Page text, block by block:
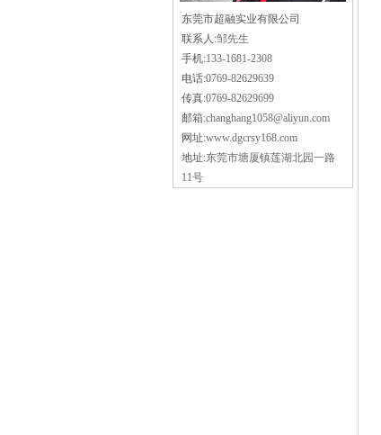
东莞市超融实业有限公司
联系人:邹先生
手机:133-1681-2308
电话:0769-82629639
传真:0769-82629699
邮箱:changhang1058@aliyun.com
网址:www.dgcrsy168.com
地址:东莞市塘厦镇莲湖北园一路
11号